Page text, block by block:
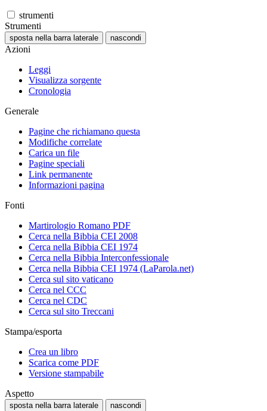
strumenti
Strumenti
sposta nella barra laterale nascondi
Azioni
Leggi
Visualizza sorgente
Cronologia
Generale
Pagine che richiamano questa
Modifiche correlate
Carica un file
Pagine speciali
Link permanente
Informazioni pagina
Fonti
Martirologio Romano PDF
Cerca nella Bibbia CEI 2008
Cerca nella Bibbia CEI 1974
Cerca nella Bibbia Interconfessionale
Cerca nella Bibbia CEI 1974 (LaParola.net)
Cerca sul sito vaticano
Cerca nel CCC
Cerca nel CDC
Cerca sul sito Treccani
Stampa/esporta
Crea un libro
Scarica come PDF
Versione stampabile
Aspetto
sposta nella barra laterale nascondi